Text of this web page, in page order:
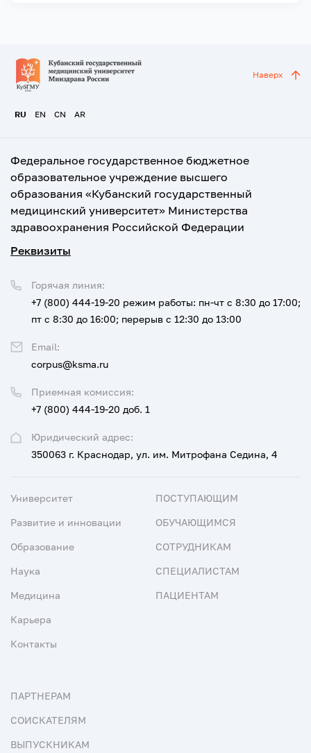
RU EN CN AR
Наверх
Федеральное государственное бюджетное
образовательное учреждение высшего
образования «Кубанский государственный
медицинский университет» Министерства
здравоохранения Российской Федерации
Реквизиты
Юридический адрес:
350063 г. Краснодар, ул. им. Митрофана Седина, 4
Приемная комиссия:
+7 (800) 444-19-20 доб. 1
Горячая линия:
+7 (800) 444-19-20 режим работы: пн-чт с 8:30 до 17:00;
пт с 8:30 до 16:00; перерыв с 12:30 до 13:00
Email:
corpus@ksma.ru
Университет
Развитие и инновации
Образование
Наука
Медицина
Карьера
Контакты
ПОСТУПАЮЩИМ
ОБУЧАЮЩИМСЯ
СОТРУДНИКАМ
СПЕЦИАЛИСТАМ
ПАЦИЕНТАМ
ПАРТНЕРАМ
СОИСКАТЕЛЯМ
ВЫПУСКНИКАМ